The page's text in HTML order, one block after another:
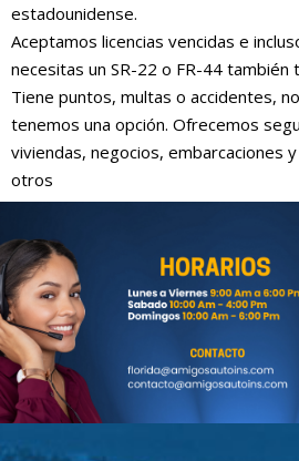
estadounidense.
Aceptamos licencias vencidas e
necesitas un SR-22 o FR-44 también
Tiene puntos, multas o accidentes,
tenemos una opción. Ofrecemos
viviendas, negocios, embarcaciones
otros